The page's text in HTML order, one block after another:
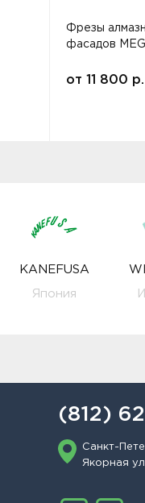
Фрезы
фасадов
от 11 800 р.
KANEFUSA
Япония
(812)
Санкт-
Якорная